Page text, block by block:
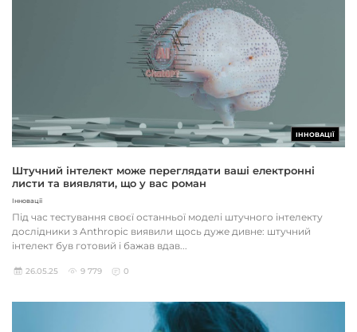
ІННОВАЦІЇ
Штучний інтелект може переглядати ваші електронні
листи та виявляти, що у вас роман
Інновації
Під час тестування своєї останньої моделі штучного інтелекту
дослідники з Anthropic виявили щось дуже дивне: штучний
інтелект був готовий і бажав вдав...
26.05.25 9 779 0